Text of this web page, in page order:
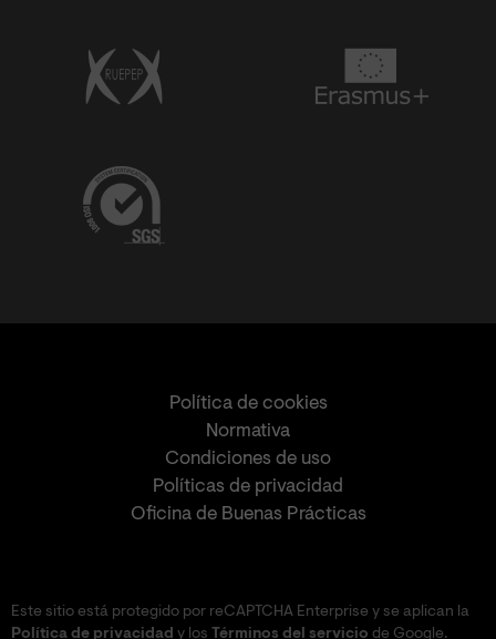
Política de cookies
Normativa
Condiciones de uso
Políticas de privacidad
Oficina de Buenas Prácticas
Este sitio está protegido por reCAPTCHA Enterprise y se aplican la
Política de privacidad y los Términos del servicio de Google.